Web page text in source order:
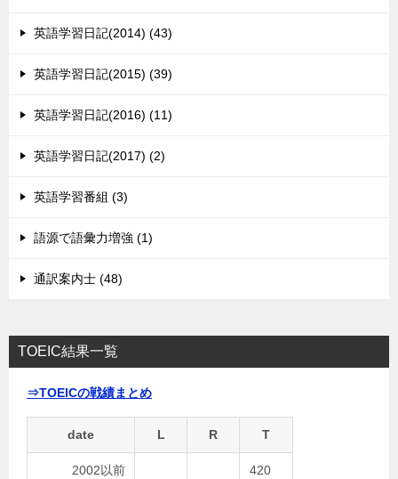
英語学習日記(2014) (43)
英語学習日記(2015) (39)
英語学習日記(2016) (11)
英語学習日記(2017) (2)
英語学習番組 (3)
語源で語彙力増強 (1)
通訳案内士 (48)
TOEIC結果一覧
⇒TOEICの戦績まとめ
date L R T
2002以前 420